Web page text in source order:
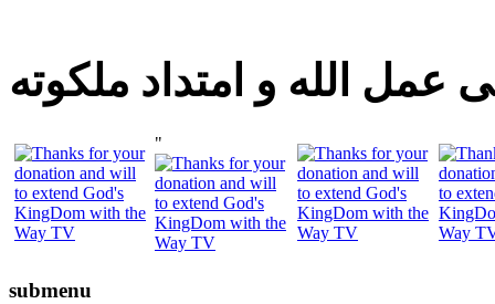
عمل الله و امتداد ملكوته
"
submenu